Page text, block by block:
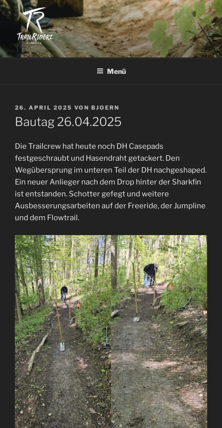
Zum
Inhalt
springen
TRAILRIDERZ EINBECK E.V.
Mountainbike Verein in Einbeck
Menü
VERÖFFENTLICHT
AM
26. APRIL 2025 VON BJOERN
Bautag 26.04.2025
Die Trailcrew hat heute noch DH Casepads
festgeschraubt und Hasendraht getackert. Den
Wegübersprung im unteren Teil der DH nachgeshaped.
Ein neuer Anlieger nach dem Drop hinter der Sharkfin
ist entstanden. Schotter gefegt und weitere
Ausbesserungsarbeiten auf der Freeride, der Jumpline
und dem Flowtrail.